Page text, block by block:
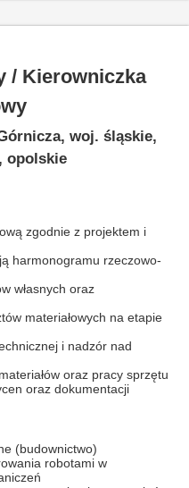
/ Kierowniczka
woj. śląskie,
opolskie
zgodnie z projektem i
harmonogramu rzeczowo-
własnych oraz
materiałowych na etapie
i nadzór nad
oraz pracy sprzętu
oraz dokumentacji
(budownictwo)
robotami w